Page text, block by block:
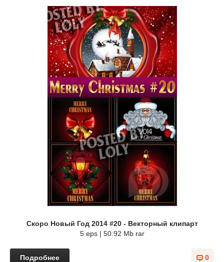
Скоро Новый Год 2014 #20 - Векторный клипарт
5 eps | 50.92 Mb rar
0
Подробнее